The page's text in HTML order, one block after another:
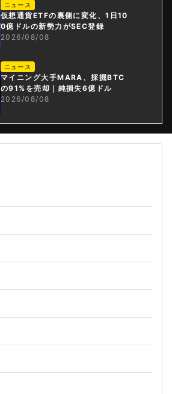
ニュース
仮想通貨ETFの裏側に変化、1日10
0億ドルの新勢力がSEC登録
2026/08/08
ニュース
マイニング大手MARA、採掘BTC
の91%を売却｜純損失6億ドル
2026/08/08